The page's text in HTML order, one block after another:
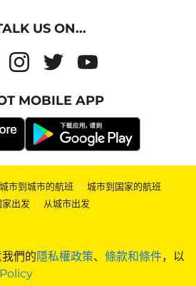
們的隱私權政策、 條款和條件，以
US ON...
MOBILE APP
城市到城市的航班 | 城市到国家的航班 |
家出发 | 从城市出发